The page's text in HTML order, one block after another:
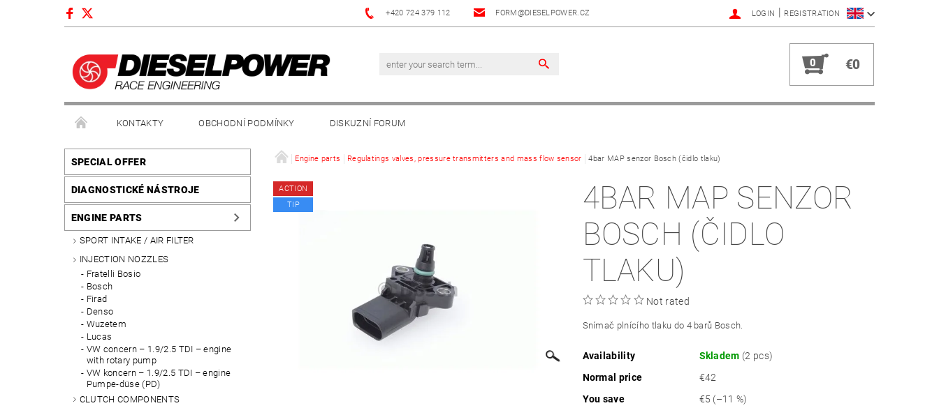
+420 724 379 112 FORM@DIESELPOWER.CZ LOGIN | REGISTRATION
0 €0
KONTAKTY OBCHODNÍ PODMÍNKY DISKUZNÍ FORUM
SPECIAL OFFER
DIAGNOSTICKÉ NÁSTROJE
ENGINE PARTS
SPORT INTAKE / AIR FILTER
INJECTION NOZZLES
Fratelli Bosio
Bosch
Firad
Denso
Wuzetem
Lucas
VW concern – 1.9/2.5 TDI – engine
with rotary pump
VW koncern – 1.9/2.5 TDI – engine
Pumpe-düse (PD)
CLUTCH COMPONENTS
Engine parts Regulatings valves, pressure transmitters and mass flow sensor 4bar MAP senzor Bosch (čidlo tlaku)
ACTION
TIP
4BAR MAP SENZOR
BOSCH (ČIDLO
TLAKU)
Not rated
Snímač plnícího tlaku do 4 barů Bosch.
Availability Skladem (2 pcs)
Normal price
€42
You save
€5 (–11 %)